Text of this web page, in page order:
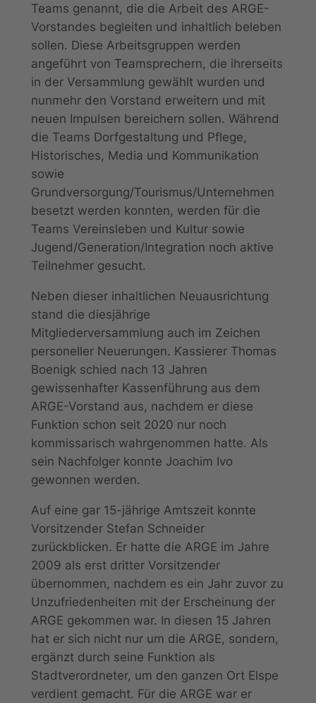
Teams genannt, die die Arbeit des ARGE-
Vorstandes begleiten und inhaltlich beleben
sollen. Diese Arbeitsgruppen werden
angeführt von Teamsprechern, die ihrerseits
in der Versammlung gewählt wurden und
nunmehr den Vorstand erweitern und mit
neuen Impulsen bereichern sollen. Während
die Teams Dorfgestaltung und Pflege,
Historisches, Media und Kommunikation
sowie
Grundversorgung/Tourismus/Unternehmen
besetzt werden konnten, werden für die
Teams Vereinsleben und Kultur sowie
Jugend/Generation/Integration noch aktive
Teilnehmer gesucht.
Neben dieser inhaltlichen Neuausrichtung
stand die diesjährige
Mitgliederversammlung auch im Zeichen
personeller Neuerungen. Kassierer Thomas
Boenigk schied nach 13 Jahren
gewissenhafter Kassenführung aus dem
ARGE-Vorstand aus, nachdem er diese
Funktion schon seit 2020 nur noch
kommissarisch wahrgenommen hatte. Als
sein Nachfolger konnte Joachim Ivo
gewonnen werden.
Auf eine gar 15-jährige Amtszeit konnte
Vorsitzender Stefan Schneider
zurückblicken. Er hatte die ARGE im Jahre
2009 als erst dritter Vorsitzender
übernommen, nachdem es ein Jahr zuvor zu
Unzufriedenheiten mit der Erscheinung der
ARGE gekommen war. In diesen 15 Jahren
hat er sich nicht nur um die ARGE, sondern,
ergänzt durch seine Funktion als
Stadtverordneter, um den ganzen Ort Elspe
verdient gemacht. Für die ARGE war er